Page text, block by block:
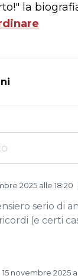
la
2025 alle 18:20
serio di
(e certi
15 novembre 2025